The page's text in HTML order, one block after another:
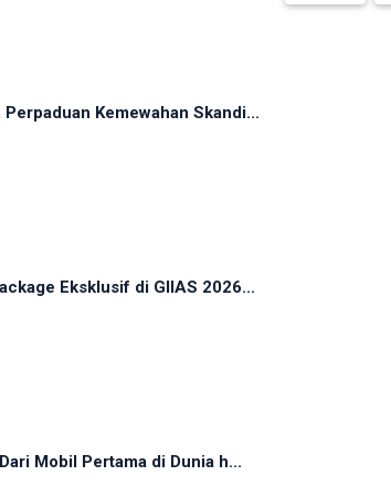
Kemewahan Skandi...
Eksklusif di GIIAS 2026...
Mobil Pertama di Dunia h...